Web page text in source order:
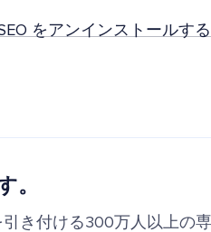
をアンインストールす
。
き付ける300万人以上の